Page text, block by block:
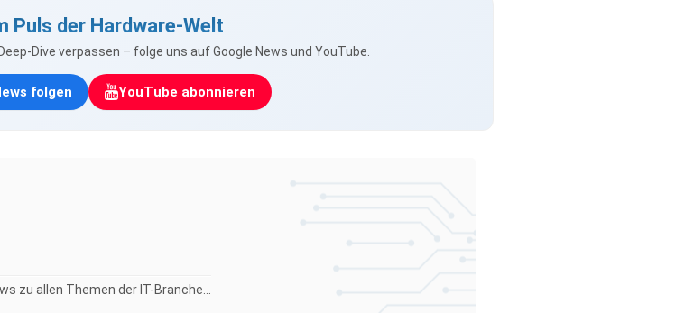
Puls der Hardware-Welt
Dive verpassen – folge uns auf Google News und YouTube.
folgen YouTube abonnieren
zu allen Themen der IT-Branche...